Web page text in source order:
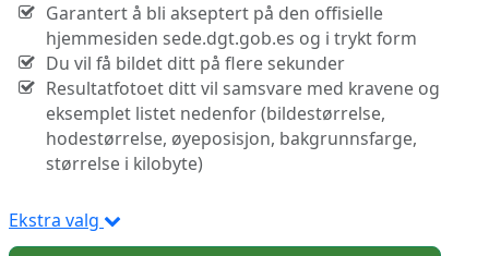
Garantert å bli akseptert på den offisielle
hjemmesiden sede.dgt.gob.es og i trykt form
Du vil få bildet ditt på flere sekunder
Resultatfotoet ditt vil samsvare med kravene og
eksemplet listet nedenfor (bildestørrelse,
hodestørrelse, øyeposisjon, bakgrunnsfarge,
størrelse i kilobyte)
Ekstra valg